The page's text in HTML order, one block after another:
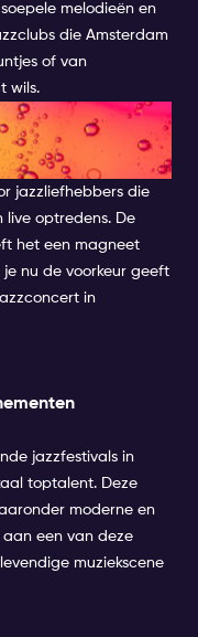
melodieën en
die Amsterdam
of van
wils.
Een
jazzliefhebbers die
optredens. De
het een magneet
nu de voorkeur geeft
in
jazzfestivals in
toptalent. Deze
moderne en
aan een van deze
muziekscene